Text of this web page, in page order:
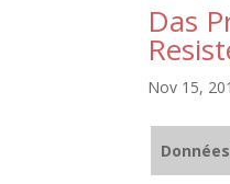
Das
Nov 15,